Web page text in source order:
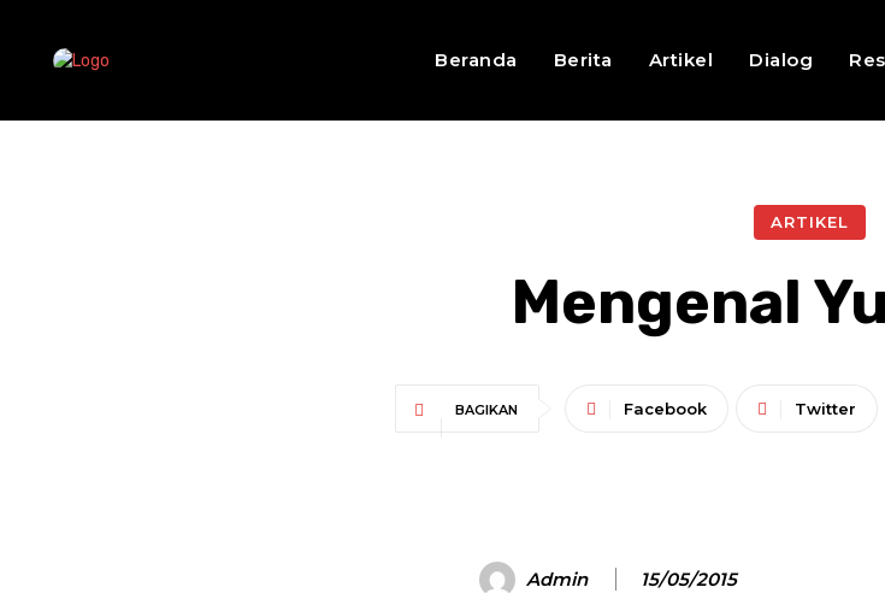
Beranda Berita Artikel Dialog
ARTIKEL
Mengenal
BAGIKAN Facebook Twitter
Admin 15/05/2015